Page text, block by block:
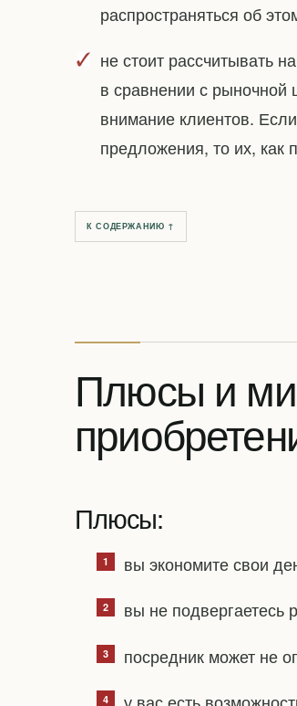
распространяться об
не стоит рассчитывать
в сравнении с рыночной
внимание клиентов.
предложения, то их, как
К СОДЕРЖАНИЮ ↑
Плюсы и
Плюсы:
вы экономите свои
вы не подвергаетесь
посредник может не